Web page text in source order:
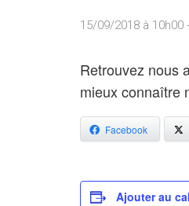
15/09/2018 à 10h00 -
Retrouvez nous
mieux connaître
Facebook
Ajouter au